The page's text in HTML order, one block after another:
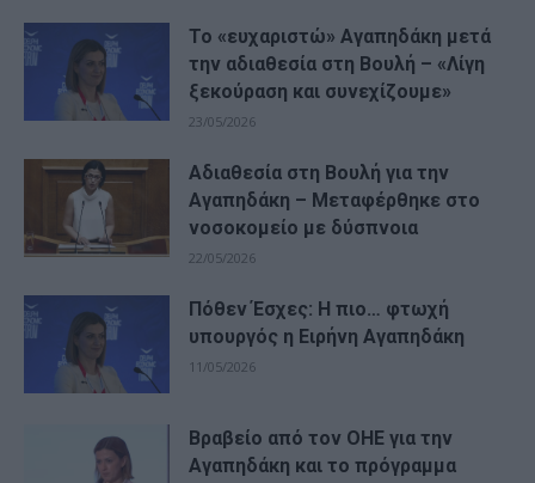
Το «ευχαριστώ» Αγαπηδάκη μετά
την αδιαθεσία στη Βουλή – «Λίγη
ξεκούραση και συνεχίζουμε»
23/05/2026
Αδιαθεσία στη Βουλή για την
Αγαπηδάκη – Μεταφέρθηκε στο
νοσοκομείο με δύσπνοια
22/05/2026
Πόθεν Έσχες: Η πιο… φτωχή
υπουργός η Ειρήνη Αγαπηδάκη
11/05/2026
Βραβείο από τον ΟΗΕ για την
Αγαπηδάκη και το πρόγραμμα